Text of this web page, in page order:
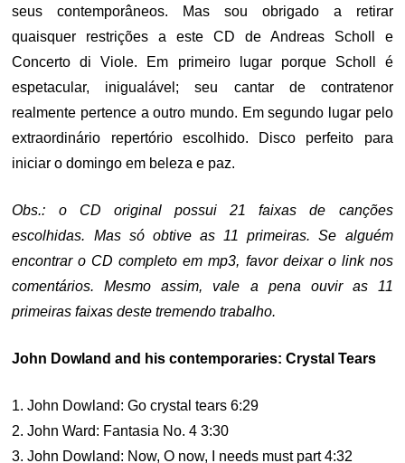
seus contemporâneos. Mas sou obrigado a retirar
quaisquer restrições a este CD de Andreas Scholl e
Concerto di Viole. Em primeiro lugar porque Scholl é
espetacular, inigualável; seu cantar de contratenor
realmente pertence a outro mundo. Em segundo lugar pelo
extraordinário repertório escolhido. Disco perfeito para
iniciar o domingo em beleza e paz.
Obs.: o CD original possui 21 faixas de canções
escolhidas. Mas só obtive as 11 primeiras. Se alguém
encontrar o CD completo em mp3, favor deixar o link nos
comentários. Mesmo assim, vale a pena ouvir as 11
primeiras faixas deste tremendo trabalho.
John Dowland and his contemporaries: Crystal Tears
1. John Dowland: Go crystal tears 6:29
2. John Ward: Fantasia No. 4 3:30
3. John Dowland: Now, O now, I needs must part 4:32